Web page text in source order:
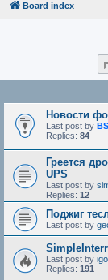
Board index
Новости
Last post by
Replies: 84
Греется
UPS
Last post by
Replies: 12
Поджиг
Last post by
Last post by
Replies: 191